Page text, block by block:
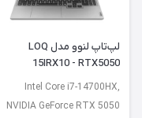
لپ‌تاپ لنوو مدل LOQ
15IRX10 - RTX5050
Intel Core i7-14700HX,
NVIDIA GeForce RTX 5050